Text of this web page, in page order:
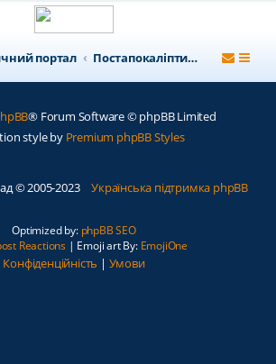
портал Постапокаліптичний форум
® Forum Software © phpBB Limited
style by Premium phpBB Styles
© 2005-2023 Українська підтримка phpBB
Optimized by: phpBB SEO
Reactions| Emoji art By: EmojiOne
Конфіденційність | Умови